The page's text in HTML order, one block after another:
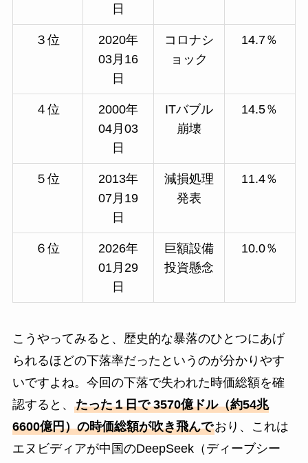
日
３位
2020年
03月16
日
コロナシ
ョック
14.7％
４位
2000年
04月03
日
ITバブル
崩壊
14.5％
５位
2013年
07月19
日
減損処理
発表
11.4％
６位
2026年
01月29
日
巨額設備
投資懸念
10.0％
こうやってみると、歴史的な暴落のひとつにあげ
られるほどの下落率だったというのが分かりやす
いですよね。今回の下落で失われた時価総額を確
認すると、 たった１日で 3570億ドル（約54兆
6600億円）の時価総額が吹き飛んでおり、これは
エヌビディアが中国のDeepSeek（ディーブシー